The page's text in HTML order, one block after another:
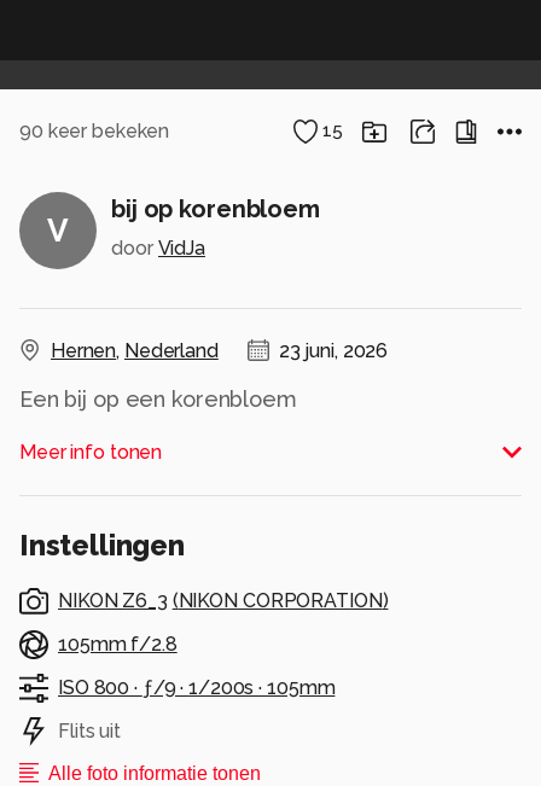
90 keer bekeken 15
V
bij op korenbloem
door VidJa
Hernen, Nederland 23 juni, 2026
Een bij op een korenbloem
Alle rechten voorbehouden
Meer info tonen
Instellingen
NIKON Z6_3 ( NIKON CORPORATION)
105mm f/2.8
ISO 800 · ƒ/9 ·1/200s ·105mm
Flits uit
Alle foto informatie tonen